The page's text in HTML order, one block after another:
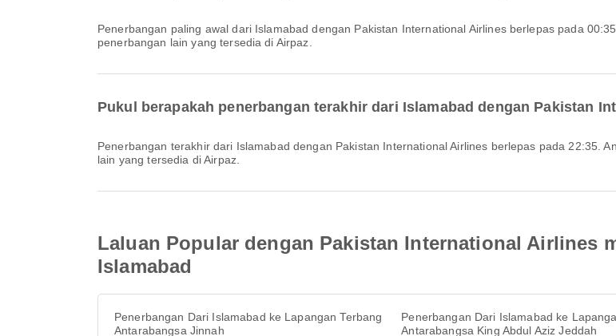
Penerbangan paling awal dari Islamabad dengan Pakistan International Airlines berlepas pada 00:35. Anda boleh melihat jadual ini dan membandingkan pilihan
penerbangan lain yang tersedia di Airpaz.
Pukul berapakah penerbangan terakhir dari Islamabad dengan Pakistan
Penerbangan terakhir dari Islamabad dengan Pakistan International Airlines berlepas pada 22:35. Anda boleh melihat jadual ini dan membandingkan pilihan penerbangan
lain yang tersedia di Airpaz.
Laluan Popular dengan Pakistan International Airlines
Islamabad
Penerbangan Dari Islamabad ke Lapangan Terbang
Antarabangsa Jinnah
Penerbangan Dari Islamabad ke
Antarabangsa King Abdul Aziz Jeddah